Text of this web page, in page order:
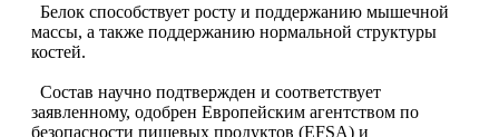
НАЗАД
Жиросжигатели
Белок способствует росту и поддержанию мышечной
массы, а также поддержанию нормальной структуры
костей.
Состав научно подтвержден и соответствует
заявленному, одобрен Европейским агентством по
безопасности пищевых продуктов (EFSA) и